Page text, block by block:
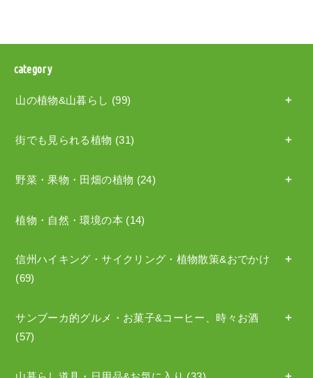
category
山の植物&山暮らし (99)
街でも見られる植物 (31)
野菜・果物・田畑の植物 (24)
植物・自然・環境の本 (14)
信州ハイキング・サイクリング・植物散策&おでかけ
(69)
サンブーカ的グルメ・お菓子&コーヒー、時々お酒
(57)